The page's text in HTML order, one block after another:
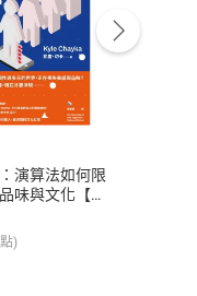
的意涵。
〉、第二部
他覺醒之
演算法如何限
味與文化【電
點)